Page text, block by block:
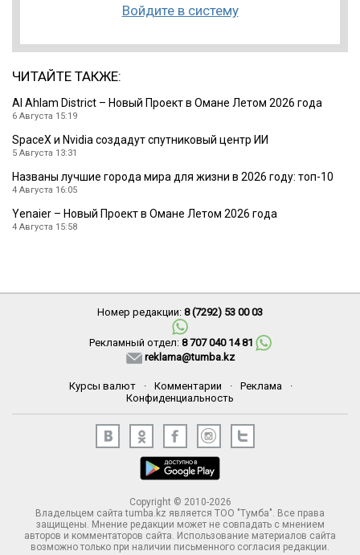
Войдите в систему
ЧИТАЙТЕ ТАКЖЕ:
Al Ahlam District – Новый Проект в Омане Летом 2026 года
6 Августа 15:19
SpaceX и Nvidia создадут спутниковый центр ИИ
5 Августа 13:31
Названы лучшие города мира для жизни в 2026 году: топ-10
4 Августа 16:05
Yenaier – Новый Проект в Омане Летом 2026 года
4 Августа 15:58
Номер редакции: 8 (7292) 53 00 03
Рекламный отдел: 8 707 040 14 81
reklama@tumba.kz
Курсы валют · Комментарии · Реклама
·
Конфиденциальность
Copyright © 2010-2026
Владельцем сайта tumba.kz является ТОО "Тумба". Все права
защищены. Мнение редакции может не совпадать с мнением
авторов и комментаторов сайта. Использование материалов сайта
возможно только при наличии письменного согласия редакции.